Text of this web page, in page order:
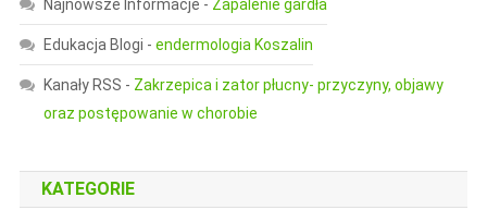
Najnowsze Informacje - Zapalenie gardła
Edukacja Blogi - endermologia Koszalin
Kanały RSS - Zakrzepica i zator płucny- przyczyny, objawy
oraz postępowanie w chorobie
KATEGORIE